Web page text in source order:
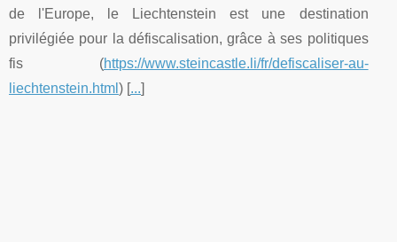
de l'Europe, le Liechtenstein est une destination
privilégiée pour la défiscalisation, grâce à ses politiques
fis (https://www.steincastle.li/fr/defiscaliser-au-
liechtenstein.html ) [...]